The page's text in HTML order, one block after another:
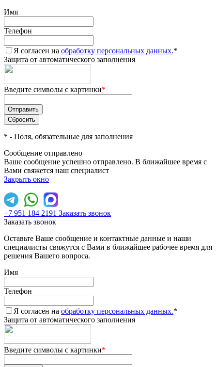
Имя
Телефон
Я согласен на обработку персональных данных.*
Защита от автоматического заполнения
Введите символы с картинки*
* - Поля, обязательные для заполнения
Сообщение отправлено
Ваше сообщение успешно отправлено. В ближайшее время с
Вами свяжется наш специалист
Закрыть окно
+7 951 184 2191 Заказать звонок
Заказать звонок
Оставьте Ваше сообщение и контактные данные и наши
специалисты свяжутся с Вами в ближайшее рабочее время для
решения Вашего вопроса.
Имя
Телефон
Я согласен на обработку персональных данных.*
Защита от автоматического заполнения
Введите символы с картинки*